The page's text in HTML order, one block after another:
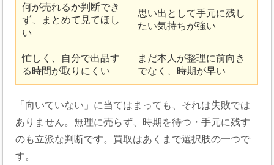
何が売れるか判断でき
ず、まとめて見てほし
い
思い出として手元に残し
たい気持ちが強い
忙しく、自分で出品す
る時間が取りにくい
まだ本人が整理に前向き
でなく、時期が早い
「向いていない」に当てはまっても、それは失敗では
ありません。無理に売らず、時期を待つ・手元に残す
のも立派な判断です。買取はあくまで選択肢の一つで
す。